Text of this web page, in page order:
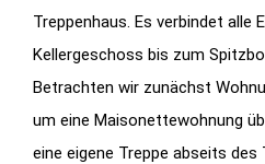
Treppenhaus. Es verbindet alle
Kellergeschoss bis zum
Betrachten wir zunächst
um eine Maisonettewohnung
eine eigene Treppe abseits des